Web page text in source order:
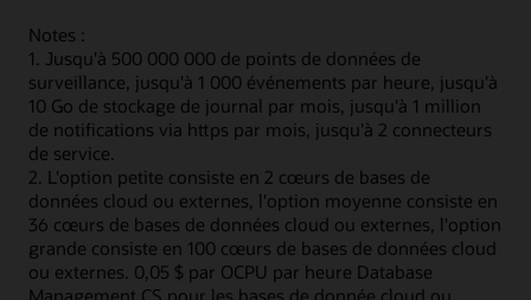
Notes :
1. Jusqu'à 500 000 000 de points de données de
surveillance, jusqu'à 1 000 événements par heure, jusqu'à
10 Go de stockage de journal par mois, jusqu'à 1 million
de notifications via https par mois, jusqu'à 2 connecteurs
de service.
2. L'option petite consiste en 2 cœurs de bases de
données cloud ou externes, l'option moyenne consiste en
36 cœurs de bases de données cloud ou externes, l'option
grande consiste en 100 cœurs de bases de données cloud
ou externes. 0,05 $ par OCPU par heure Database